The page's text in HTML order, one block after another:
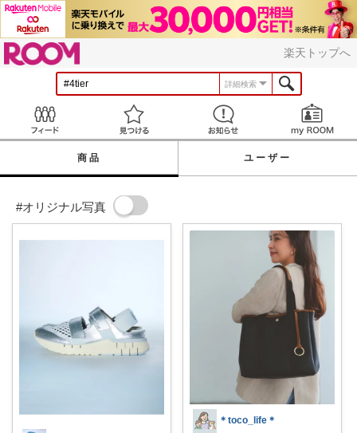
楽天トップへ
詳細検索
見つける お知らせ
商品 ユーザー
#オリジナル写真
＊toco_life＊